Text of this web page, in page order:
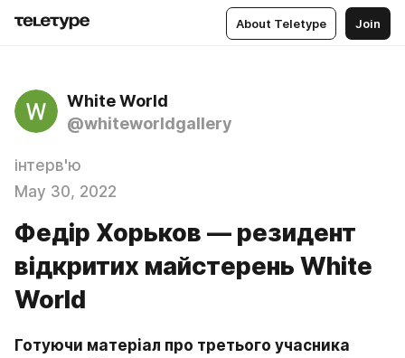
About Teletype Join
White World
@whiteworldgallery
інтерв'ю
May 30, 2022
Федір Хорьков — резидент
відкритих майстерень White
World
Готуючи матеріал про третього учасника